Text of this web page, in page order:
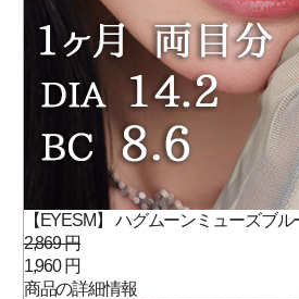
【EYESM】 ハグムーンミューズブル
2,869 円
1,960 円
商品の詳細情報